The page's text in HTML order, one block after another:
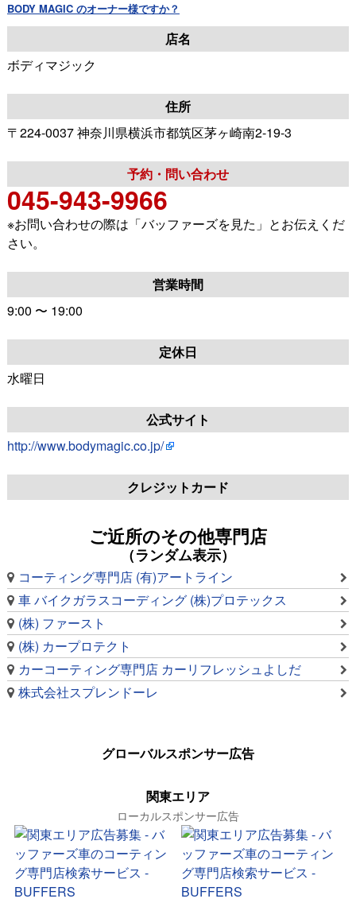
BODY MAGIC のオーナー様ですか？
店名
ボディマジック
住所
〒224-0037 神奈川県横浜市都筑区茅ヶ崎南2-19-3
予約・問い合わせ
045-943-9966
※お問い合わせの際は「バッファーズを見た」とお伝えくだ
さい。
営業時間
9:00 〜 19:00
定休日
水曜日
公式サイト
http://www.bodymagic.co.jp/
クレジットカード
ご近所のその他専門店
（ランダム表示）
コーティング専門店 (有)アートライン
車 バイクガラスコーディング (株)プロテックス
(株) ファースト
(株) カープロテクト
カーコーティング専門店 カーリフレッシュよしだ
株式会社スプレンドーレ
グローバルスポンサー広告
関東エリア
ローカルスポンサー広告